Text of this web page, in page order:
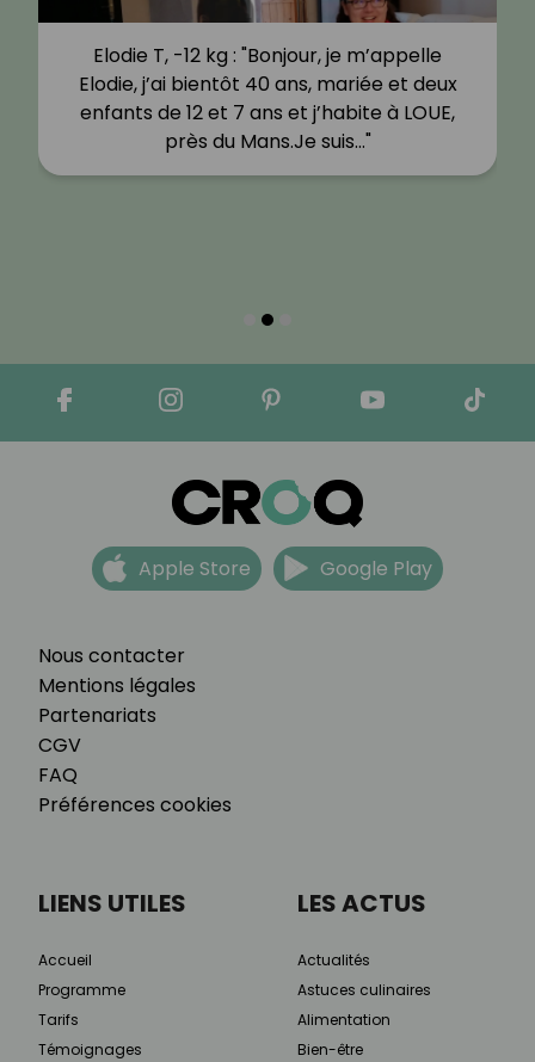
Elodie T, -12 kg : "Bonjour, je m’appelle
Elodie, j’ai bientôt 40 ans, mariée et deux
enfants de 12 et 7 ans et j’habite à LOUE,
près du Mans.Je suis…"
Nous contacter
Mentions légales
Partenariats
CGV
FAQ
Préférences cookies
Apple Store Google Play
LIENS UTILES
Accueil
Programme
Tarifs
Témoignages
LES ACTUS
Actualités
Astuces culinaires
Alimentation
Bien-être